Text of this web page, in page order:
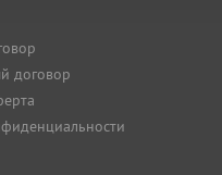
договор